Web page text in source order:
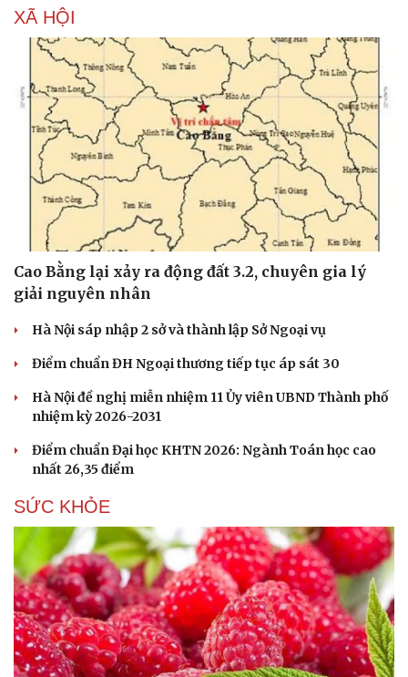
XÃ HỘI
Cao Bằng lại xảy ra động đất 3.2, chuyên gia lý
giải nguyên nhân
Hà Nội sáp nhập 2 sở và thành lập Sở Ngoại vụ
Điểm chuẩn ĐH Ngoại thương tiếp tục áp sát 30
Hà Nội đề nghị miễn nhiệm 11 Ủy viên UBND Thành phố
nhiệm kỳ 2026-2031
Điểm chuẩn Đại học KHTN 2026: Ngành Toán học cao
nhất 26,35 điểm
SỨC KHỎE